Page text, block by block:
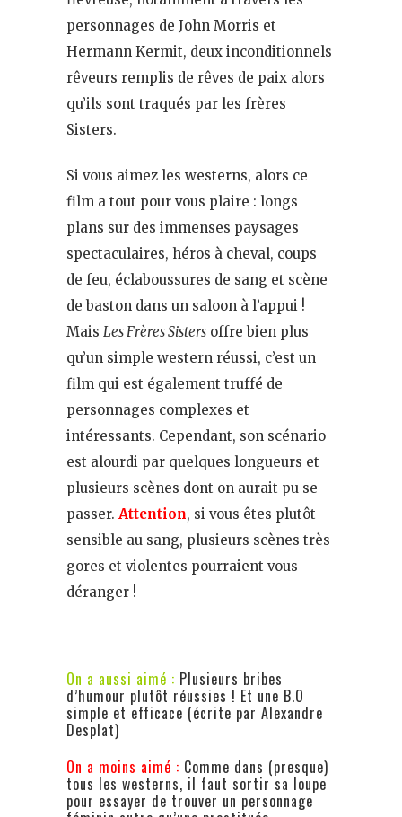
personnages de John Morris et
Hermann Kermit, deux inconditionnels
rêveurs remplis de rêves de paix alors
qu’ils sont traqués par les frères
Sisters.
Si vous aimez les westerns, alors ce
film a tout pour vous plaire : longs
plans sur des immenses paysages
spectaculaires, héros à cheval, coups
de feu, éclaboussures de sang et scène
de baston dans un saloon à l’appui !
Mais Les Frères Sisters offre bien plus
qu’un simple western réussi, c’est un
film qui est également truffé de
personnages complexes et
intéressants. Cependant, son scénario
est alourdi par quelques longueurs et
plusieurs scènes dont on aurait pu se
passer. Attention, si vous êtes plutôt
sensible au sang, plusieurs scènes très
gores et violentes pourraient vous
déranger !
On a aussi aimé : Plusieurs bribes
d’humour plutôt réussies ! Et une B.O
simple et efficace (écrite par Alexandre
Desplat)
On a moins aimé : Comme dans (presque)
tous les westerns, il faut sortir sa loupe
pour essayer de trouver un personnage